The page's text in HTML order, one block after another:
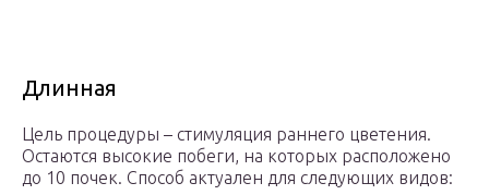
Длинная
Цель процедуры – стимуляция раннего цветения.
Остаются высокие побеги, на которых расположено
до 10 почек. Способ актуален для следующих видов: